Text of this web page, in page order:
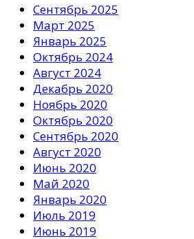
Сентябрь 2025
Март 2025
Январь 2025
Октябрь 2024
Август 2024
Декабрь 2020
Ноябрь 2020
Октябрь 2020
Сентябрь 2020
Август 2020
Июнь 2020
Май 2020
Январь 2020
Июль 2019
Июнь 2019